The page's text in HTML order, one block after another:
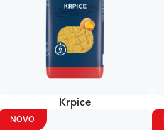
Krpice
NOVO